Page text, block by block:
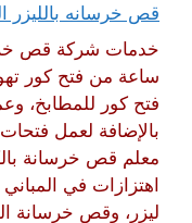
قص خرسانه بالليزر الكويت 65932555
ساعة من فتح كور
فتح كور للمطابخ،
بالإضافة لعمل
معلم قص خرسانة
اهتزازات في
ليزر، وقص خرسانة